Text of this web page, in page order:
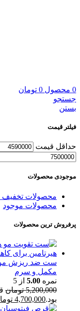
0 محصول 0 تومان
جستجو
بستن
فیلتر قیمت
حداقل قیمت
موجودی محصولات
محصولات تخفیف
محصولات موجود
پرفروش ترین محصولات
ست ضد ریزش مو
مکمل و سرم
نمره 5.00 از 5
5,200,000 تومان
بود.4,700,000